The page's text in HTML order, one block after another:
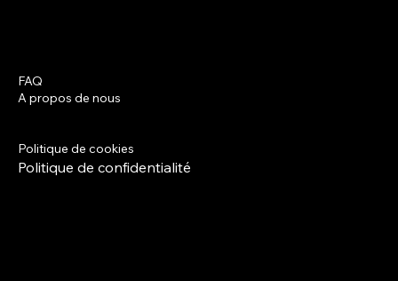
FAQ
A propos de nous
Politique de cookies
Politique de confidentialité